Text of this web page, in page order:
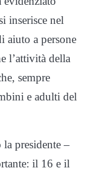
inserisce nel
aiuto a persone
l’attività della
sempre
e adulti del
presidente –
il 16 e il